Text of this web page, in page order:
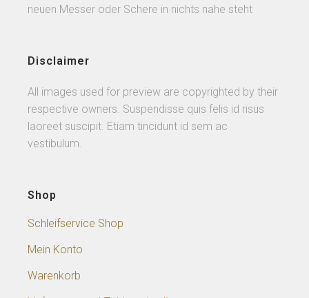
neuen Messer oder Schere in nichts nahe steht
Disclaimer
All images used for preview are copyrighted by their
respective owners. Suspendisse quis felis id risus
laoreet suscipit. Etiam tincidunt id sem ac
vestibulum.
Shop
Schleifservice Shop
Mein Konto
Warenkorb